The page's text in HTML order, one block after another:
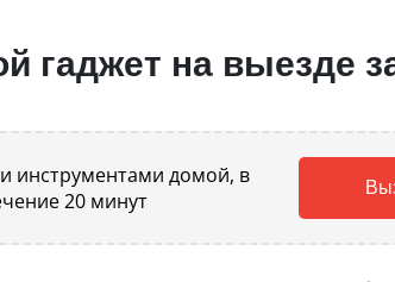
гаджет на выезде
инструментами домой, в
20 минут